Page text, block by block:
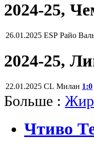
2024-25,
26.01.2025 ESP Райо
2024-25,
22.01.2025 CL Милан 1:0
Больше :
Чтиво